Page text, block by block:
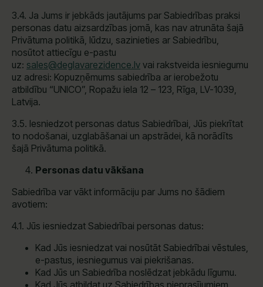
3.4. Ja Jums ir jebkāds jautājums par Sabiedrības praksi
personas datu aizsardzības jomā, kas nav atrunāta šajā
Privātuma politikā, lūdzu, sazinieties ar Sabiedrību,
nosūtot attiecīgu e-pastu
uz: sales@deglavarezidence.lv vai rakstveida iesniegumu
uz adresi: Kopuzņēmums sabiedrība ar ierobežotu
atbildību “UNICO”, Ropažu iela 12 – 123, Rīga, LV-1039,
Latvija.
3.5. Iesniedzot personas datus Sabiedrībai, Jūs piekrītat
to nodošanai, uzglabāšanai un apstrādei, kā norādīts
šajā Privātuma politikā.
Personas datu vākšana
Sabiedrība var vākt informāciju par Jums no šādiem
avotiem:
4.1. Jūs iesniedzat Sabiedrībai personas datus:
Kad Jūs iesniedzat vai nosūtāt Sabiedrībai vēstules,
e-pastus, iesniegumus vai piekrišanas.
Kad Jūs un Sabiedrība noslēdzat jebkādu līgumu.
Kad Jūs atbildat uz Sabiedrības pieprasījumiem